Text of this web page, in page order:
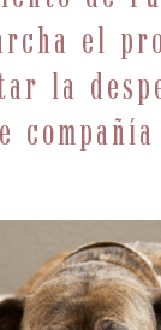
el
la